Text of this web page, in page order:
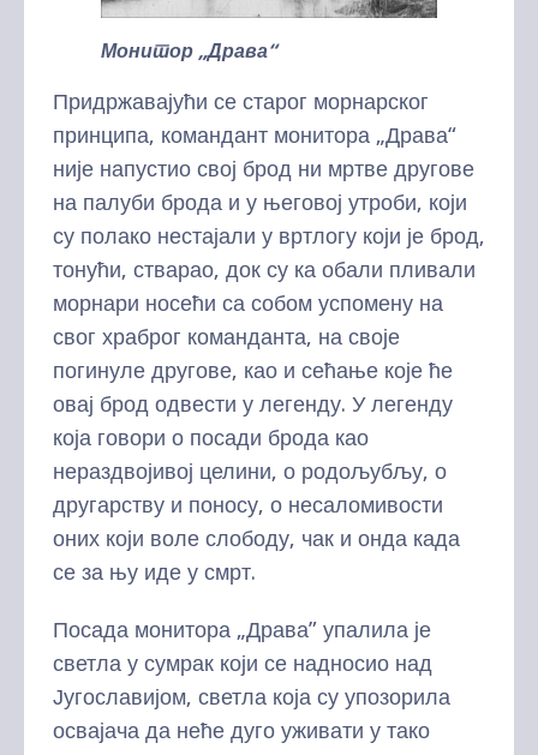
Монитор „Драва“
Придржавајући се старог морнарског
принципа, командант монитора „Драва“
није напустио свој брод ни мртве другове
на палуби брода и у његовој утроби, који
су полако нестајали у вртлогу који је брод,
тонући, стварао, док су ка обали пливали
морнари носећи са собом успомену на
свог храброг команданта, на своје
погинуле другове, као и сећање које ће
овај брод одвести у легенду. У легенду
која говори о посади брода као
нераздвојивој целини, о родољубљу, о
другарству и поносу, о несаломивости
оних који воле слободу, чак и онда када
се за њу иде у смрт.
Посада монитора „Драва” упалила је
светла у сумрак који се надносио над
Југославијом, светла која су упозорила
освајача да неће дуго уживати у тако